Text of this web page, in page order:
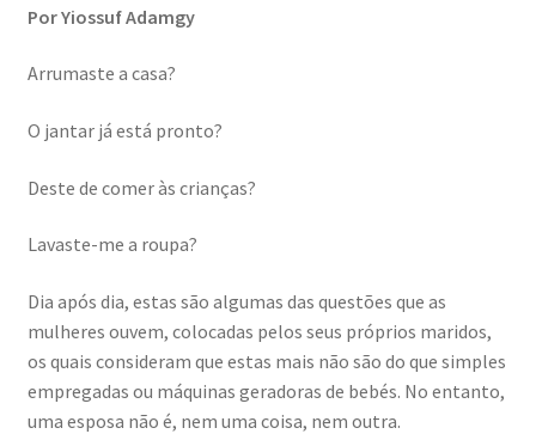
Por Yiossuf Adamgy
Arrumaste a casa?
O jantar já está pronto?
Deste de comer às crianças?
Lavaste-me a roupa?
Dia após dia, estas são algumas das questões que as
mulheres ouvem, colocadas pelos seus próprios maridos,
os quais consideram que estas mais não são do que simples
empregadas ou máquinas geradoras de bebés. No entanto,
uma esposa não é, nem uma coisa, nem outra.